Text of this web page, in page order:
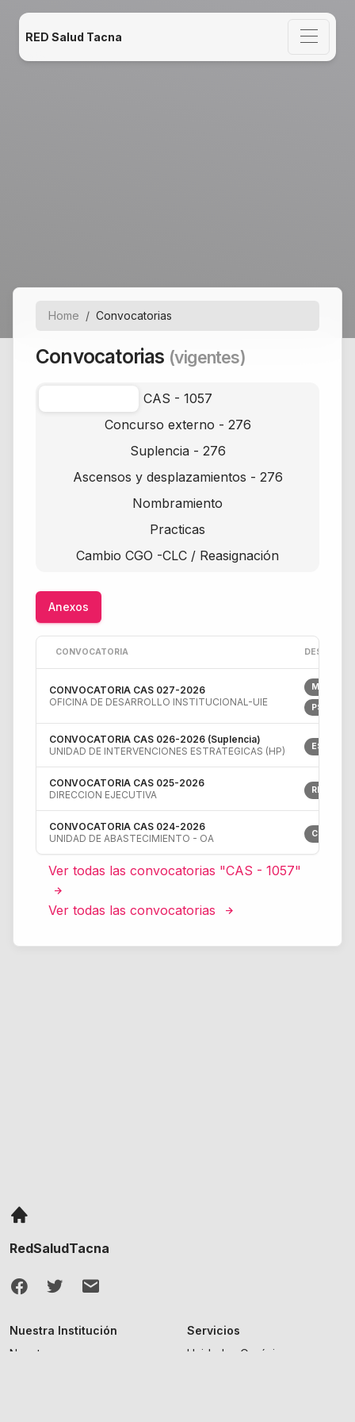
RED Salud Tacna
Home Convocatorias
Convocatorias (vigentes)
CAS - 1057
Concurso externo - 276
Suplencia - 276
Ascensos y desplazamientos - 276
Nombramiento
Practicas
Cambio CGO -CLC / Reasignación
Anexos
CONVOCATORIA
CONVOCATORIA CAS 027-2026
OFICINA DE DESARROLLO INSTITUCIONAL-UIE
MEDICO
CONVOCATORIA CAS 026-2026 (Suplencia)
UNIDAD DE INTERVENCIONES ESTRATEGICAS (HP)
CONVOCATORIA CAS 025-2026
DIRECCION EJECUTIVA
CONVOCATORIA CAS 024-2026
UNIDAD DE ABASTECIMIENTO - OA
CHOFER
Ver todas las convocatorias "CAS - 1057"
Ver todas las convocatorias
RedSaludTacna
Nuestra Institución
Nosotros
Servicios
Unidades Orgánicas